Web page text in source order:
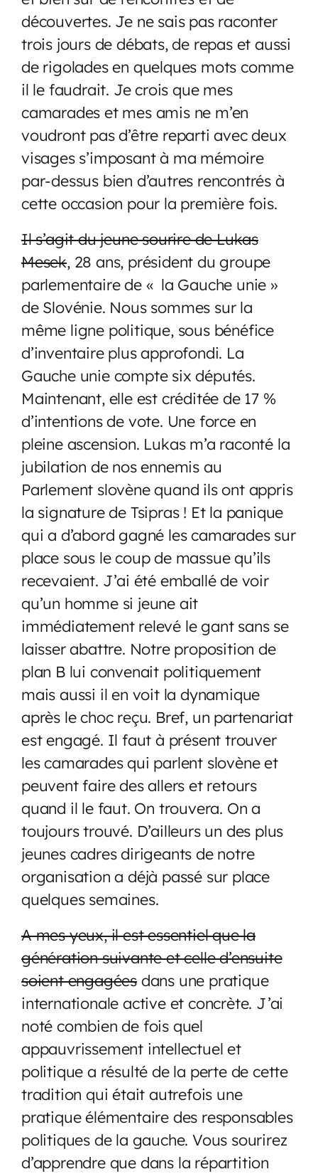
découvertes. Je ne sais pas raconter
trois jours de débats, de repas et aussi
de rigolades en quelques mots comme
il le faudrait. Je crois que mes
camarades et mes amis ne m’en
voudront pas d’être reparti avec deux
visages s’imposant à ma mémoire
par-dessus bien d’autres rencontrés à
cette occasion pour la première fois.
Il s’agit du jeune sourire de Lukas
Mesek, 28 ans, président du groupe
parlementaire de « la Gauche unie »
de Slovénie. Nous sommes sur la
même ligne politique, sous bénéfice
d’inventaire plus approfondi. La
Gauche unie compte six députés.
Maintenant, elle est créditée de 17 %
d’intentions de vote. Une force en
pleine ascension. Lukas m’a raconté la
jubilation de nos ennemis au
Parlement slovène quand ils ont appris
la signature de Tsipras ! Et la panique
qui a d’abord gagné les camarades sur
place sous le coup de massue qu’ils
recevaient. J’ai été emballé de voir
qu’un homme si jeune ait
immédiatement relevé le gant sans se
laisser abattre. Notre proposition de
plan B lui convenait politiquement
mais aussi il en voit la dynamique
après le choc reçu. Bref, un partenariat
est engagé. Il faut à présent trouver
les camarades qui parlent slovène et
peuvent faire des allers et retours
quand il le faut. On trouvera. On a
toujours trouvé. D’ailleurs un des plus
jeunes cadres dirigeants de notre
organisation a déjà passé sur place
quelques semaines.
A mes yeux, il est essentiel que la
génération suivante et celle d’ensuite
soient engagées dans une pratique
internationale active et concrète. J’ai
noté combien de fois quel
appauvrissement intellectuel et
politique a résulté de la perte de cette
tradition qui était autrefois une
pratique élémentaire des responsables
politiques de la gauche. Vous sourirez
d’apprendre que dans la répartition